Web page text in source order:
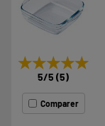
★★★★★
★★★★★
5/5 (5)
Comparer